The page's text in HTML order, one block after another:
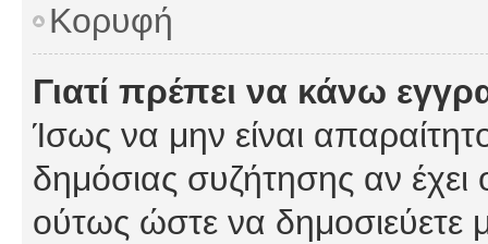
Κορυφή
Γιατί πρέπει να κάνω
Ίσως να μην είναι
δημόσιας συζήτησης αν έχει
ούτως ώστε να δημοσιεύετε